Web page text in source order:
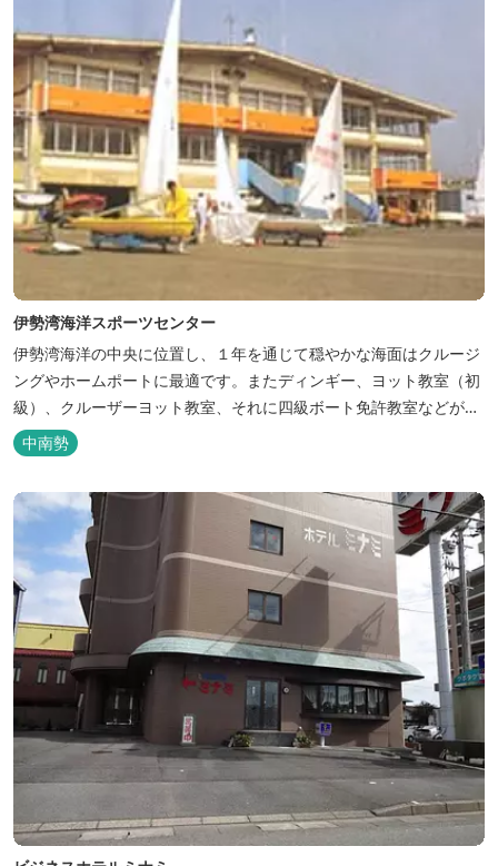
伊勢湾海洋スポーツセンター
伊勢湾海洋の中央に位置し、１年を通じて穏やかな海面はクルージ
ングやホームポートに最適です。またディンギー、ヨット教室（初
級）、クルーザーヨット教室、それに四級ボート免許教室などが開
催されています。レンタルヨットもあります。
中南勢